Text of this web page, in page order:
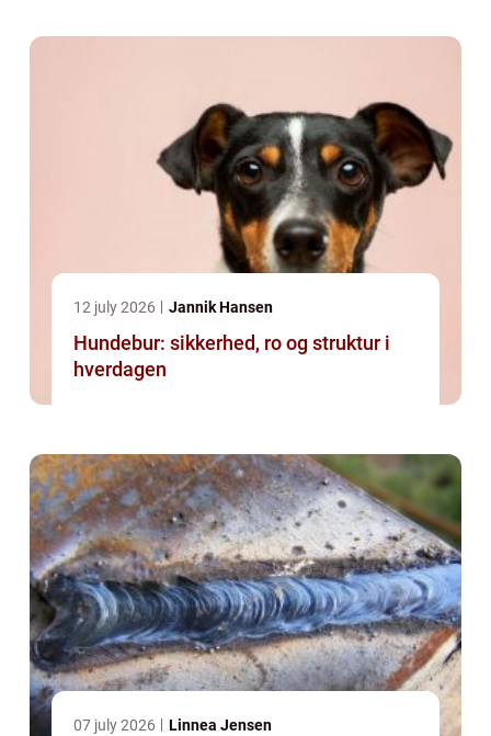
12 july 2026 Jannik Hansen
Hundebur: sikkerhed, ro og struktur i
hverdagen
07 july 2026 Linnea Jensen